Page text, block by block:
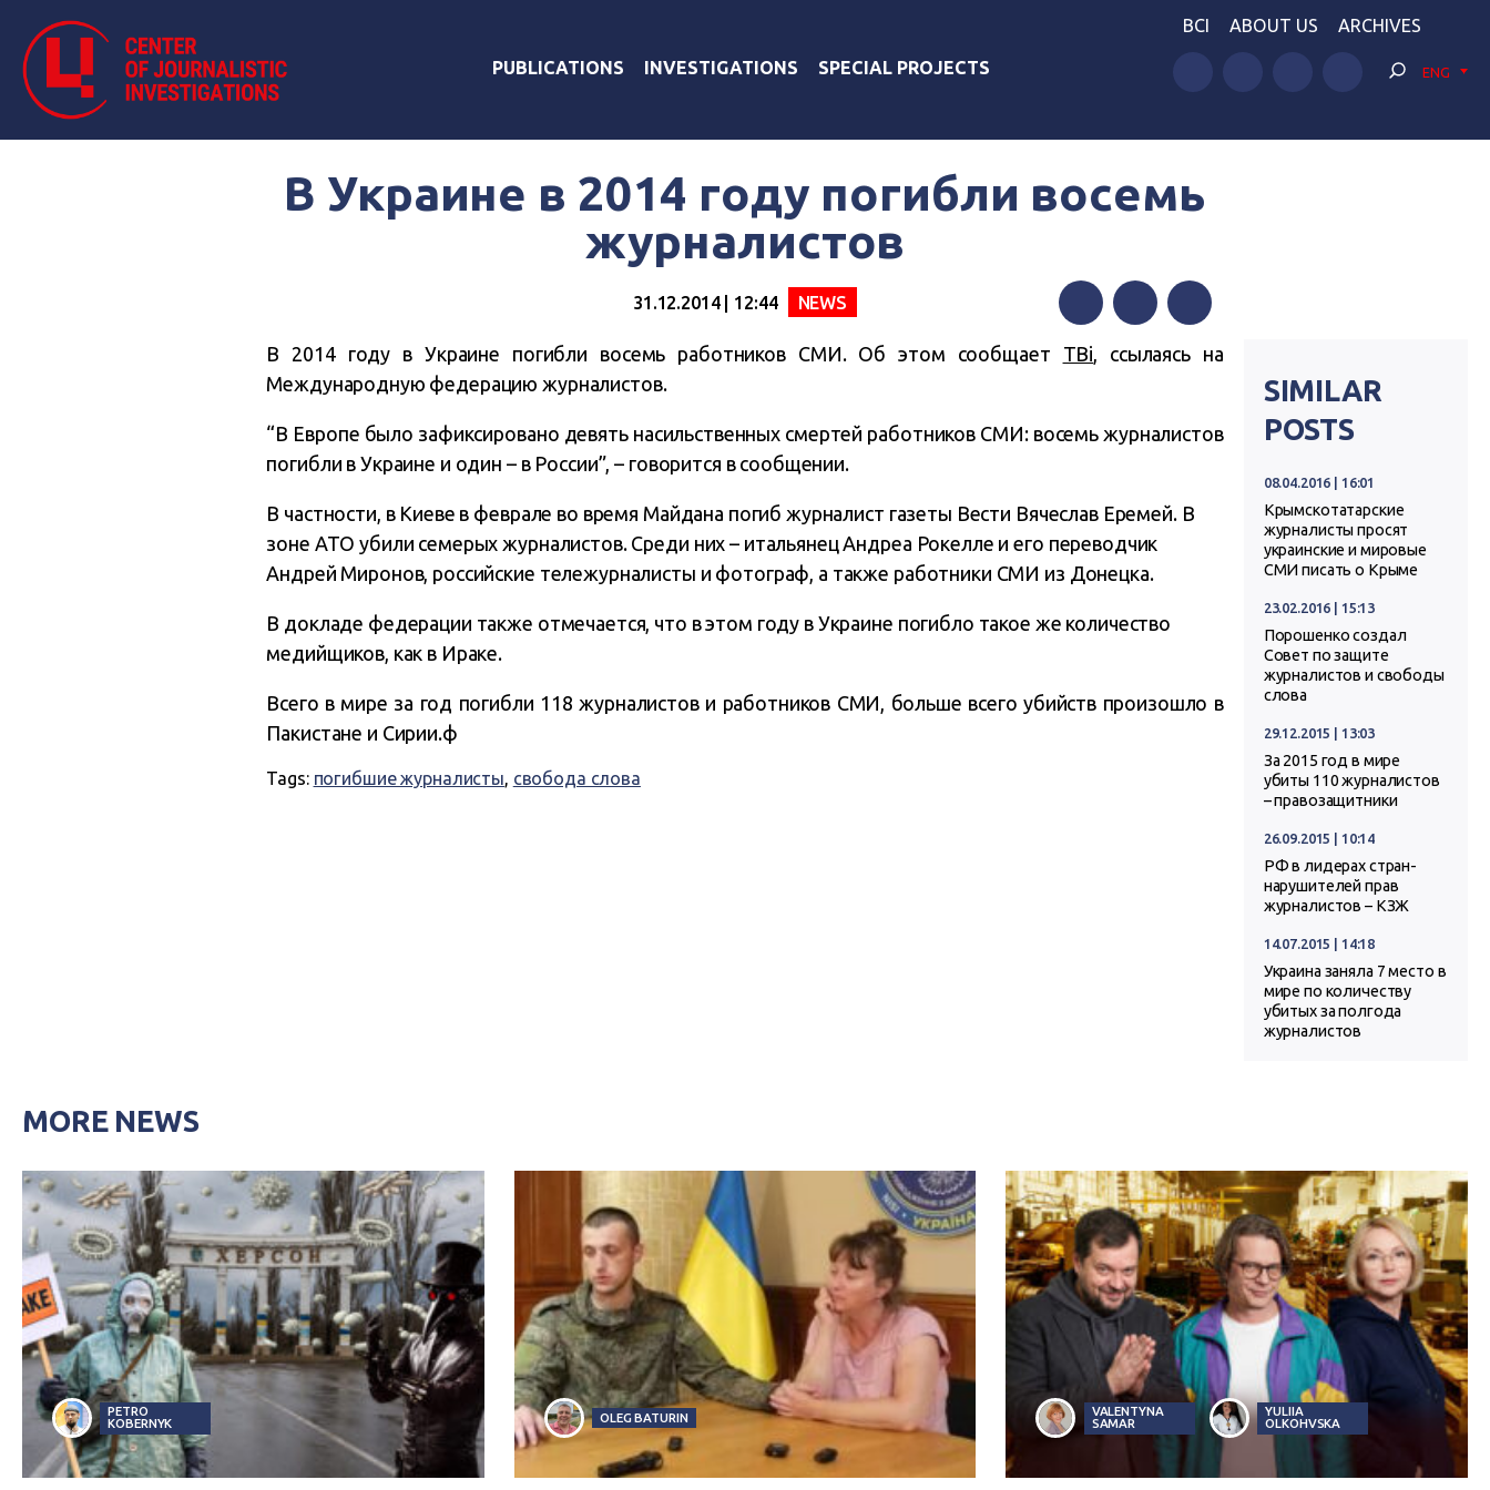
PUBLICATIONS INVESTIGATIONS SPECIAL PROJECTS
BCI ABOUT US ARCHIVES
ENG
В Украине в 2014 году погибли восемь
журналистов
31.12.2014 | 12:44 NEWS
FacebookTwitterTelegram
В 2014 году в Украине погибли восемь работников СМИ. Об этом сообщает ТВi, ссылаясь на
Международную федерацию журналистов.
“В Европе было зафиксировано девять насильственных смертей работников СМИ: восемь журналистов
погибли в Украине и один – в России”, – говорится в сообщении.
В частности, в Киеве в феврале во время Майдана погиб журналист газеты Вести Вячеслав Еремей. В
зоне АТО убили семерых журналистов. Среди них – итальянец Андреа Рокелле и его переводчик
Андрей Миронов, российские тележурналисты и фотограф, а также работники СМИ из Донецка.
В докладе федерации также отмечается, что в этом году в Украине погибло такое же количество
медийщиков, как в Ираке.
Всего в мире за год погибли 118 журналистов и работников СМИ, больше всего убийств произошло в
Пакистане и Сирии.ф
Tags: погибшие журналисты, свобода слова
SIMILAR
POSTS
08.04.2016 | 16:01
Крымскотатарские
журналисты просят
украинские и мировые
СМИ писать о Крыме
23.02.2016 | 15:13
Порошенко создал
Совет по защите
журналистов и свободы
слова
29.12.2015 | 13:03
За 2015 год в мире
убиты 110 журналистов
– правозащитники
26.09.2015 | 10:14
РФ в лидерах стран-
нарушителей прав
журналистов – КЗЖ
14.07.2015 | 14:18
Украина заняла 7 место в
мире по количеству
убитых за полгода
журналистов
MORE NEWS
PETRO
KOBERNYK
OLEG BATURIN
VALENTYNA
SAMAR
YULIIA
OLKOHVSKA